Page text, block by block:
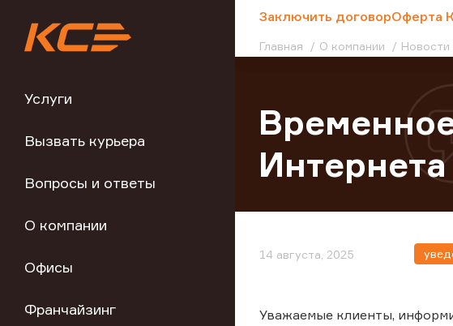
Услуги
Вызвать курьера
Вопросы и ответы
О компании
Офисы
Франчайзинг
Заключить договорОферта
Главная О компании Новости
14 августа, 2025
Уважаемые клиенты,